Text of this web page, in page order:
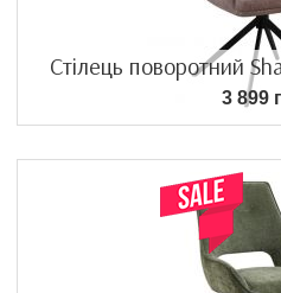
Стілець поворотний
3 899